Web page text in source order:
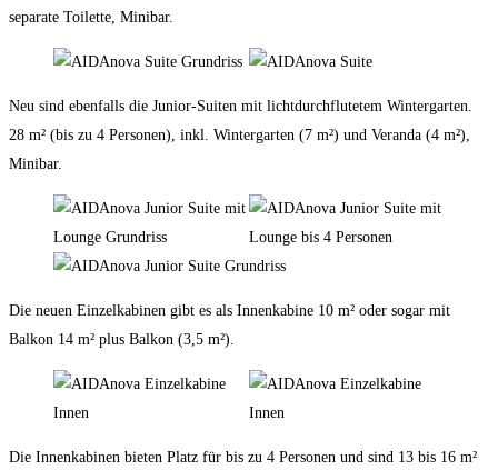
separate Toilette, Minibar.
Neu sind ebenfalls die Junior-Suiten mit lichtdurchflutetem Wintergarten.
28 m² (bis zu 4 Personen), inkl. Wintergarten (7 m²) und Veranda (4 m²),
Minibar.
Die neuen Einzelkabinen gibt es als Innenkabine 10 m² oder sogar mit
Balkon 14 m² plus Balkon (3,5 m²).
Die Innenkabinen bieten Platz für bis zu 4 Personen und sind 13 bis 16 m²